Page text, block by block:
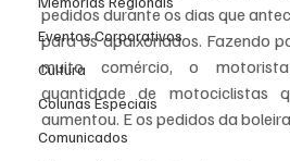
Eventos Corporativos
Cultura
Colunas Especiais
Comunicados
pedidos durante os dias que
para os apaixonados. Fazendo
muito comércio, o
quantidade de motociclistas
aumentou. E os pedidos da